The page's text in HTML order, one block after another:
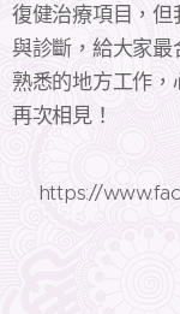
復健治療項目，
與診斷，給大家
熟悉的地方工作
再次相見！
https://